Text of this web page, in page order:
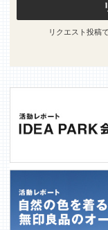
リクエスト投稿